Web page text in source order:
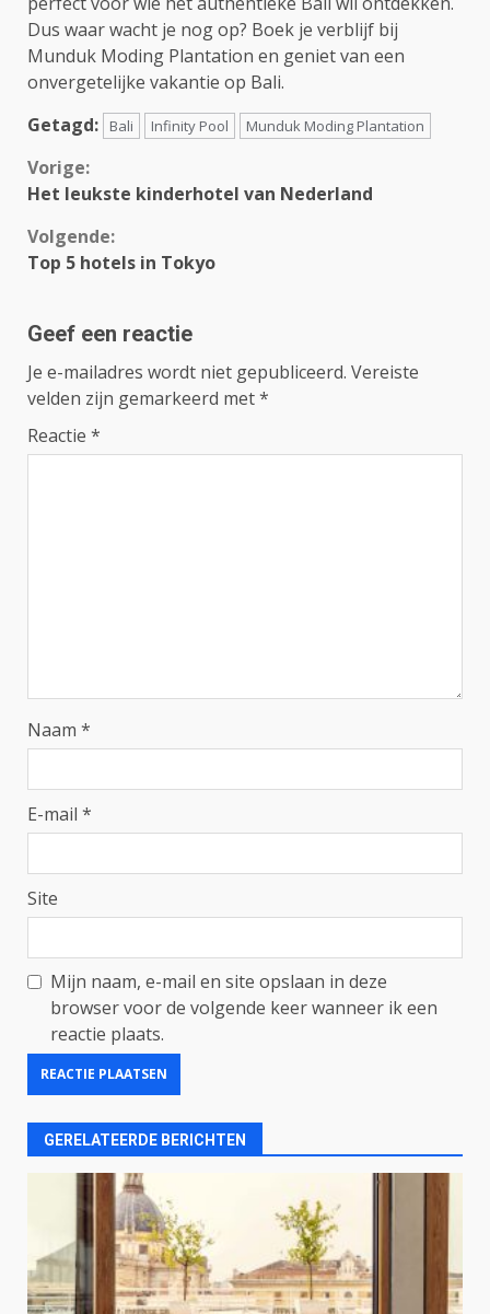
Dus waar wacht je nog op? Boek je verblijf bij
Munduk Moding Plantation en geniet van een
onvergetelijke vakantie op Bali.
Getagd:
Bali Infinity Pool Munduk Moding Plantation
Continue
Vorige:
Het leukste kinderhotel van Nederland
Volgende:
Top 5 hotels in Tokyo
Geef een reactie
Je e-mailadres wordt niet gepubliceerd. Vereiste
velden zijn gemarkeerd met*
Reactie *
Naam *
E-mail *
Site
Mijn naam, e-mail en site opslaan in deze
browser voor de volgende keer wanneer ik een
reactie plaats.
GERELATEERDE BERICHTEN